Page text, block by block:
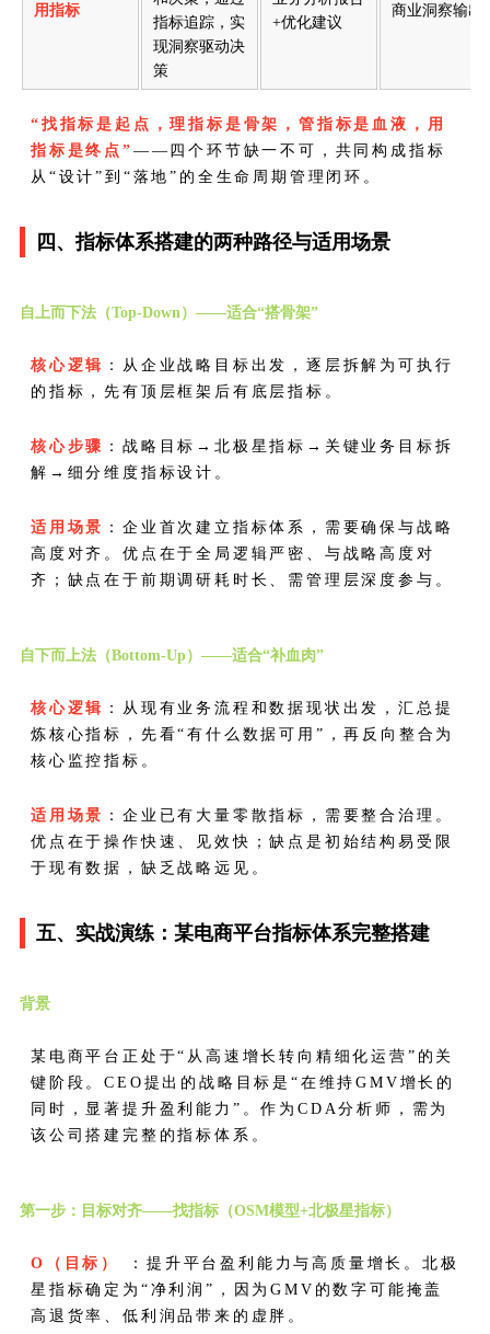
用指标
指标追踪，实
现洞察驱动决
策
+优化建议
商业洞察输出
“找指标是起点，理指标是骨架，管指标是血液，用
指标是终点” ——四个环节缺一不可，共同构成指标
从“设计”到“落地”的全生命周期管理闭环。
四、指标体系搭建的两种路径与适用场景
自上而下法（Top-Down）——适合“搭骨架”
核心逻辑 ：从企业战略目标出发，逐层拆解为可执行
的指标，先有顶层框架后有底层指标。
核心步骤 ：战略目标→北极星指标→关键业务目标拆
解→细分维度指标设计。
适用场景 ：企业首次建立指标体系，需要确保与战略
高度对齐。优点在于全局逻辑严密、与战略高度对
齐；缺点在于前期调研耗时长、需管理层深度参与。
自下而上法（Bottom-Up）——适合“补血肉”
核心逻辑 ：从现有业务流程和数据现状出发，汇总提
炼核心指标，先看“有什么数据可用”，再反向整合为
核心监控指标。
适用场景 ：企业已有大量零散指标，需要整合治理。
优点在于操作快速、见效快；缺点是初始结构易受限
于现有数据，缺乏战略远见。
五、实战演练：某电商平台指标体系完整搭建
背景
某电商平台正处于“从高速增长转向精细化运营”的关
键阶段。CEO提出的战略目标是“在维持GMV增长的
同时，显著提升盈利能力”。作为CDA分析师，需为
该公司搭建完整的指标体系。
第一步：目标对齐——找指标（OSM模型+北极星指标）
O（目标）
：提升平台盈利能力与高质量增长。北极
星指标确定为“净利润”，因为GMV的数字可能掩盖
高退货率、低利润品带来的虚胖。